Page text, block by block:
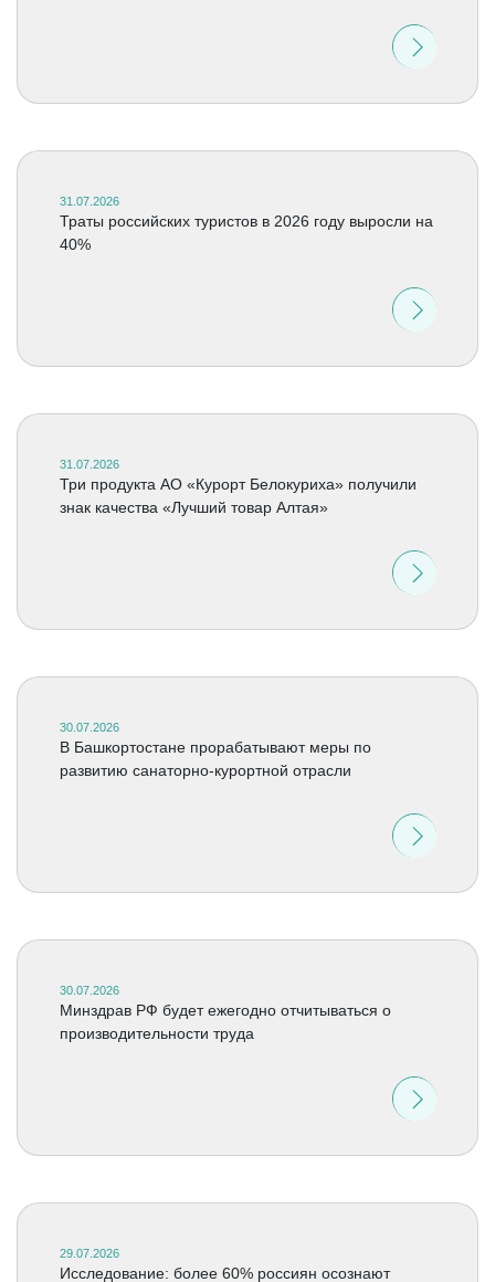
31.07.2026
Траты российских туристов в 2026 году выросли на
40%
31.07.2026
Три продукта АО «Курорт Белокуриха» получили
знак качества «Лучший товар Алтая»
30.07.2026
В Башкортостане прорабатывают меры по
развитию санаторно-курортной отрасли
30.07.2026
Минздрав РФ будет ежегодно отчитываться о
производительности труда
29.07.2026
Исследование: более 60% россиян осознают